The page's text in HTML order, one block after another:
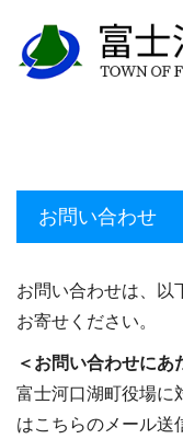
お問い合わせ
お問い合わせは、以
お寄せください。
＜お問い合わせにあ
富士河口湖町役場に
はこちらのメール送